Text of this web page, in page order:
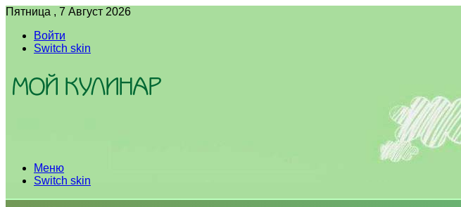
Пятница , 7 Август 2026
Войти
Switch skin
Меню
Switch skin